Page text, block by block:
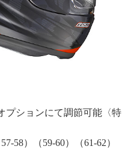
プションにて調節可能〈特
58）（59-60）（61-62）